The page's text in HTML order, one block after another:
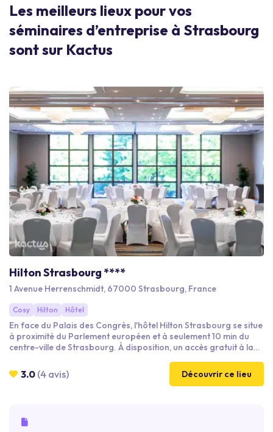
Les meilleurs lieux pour vos
séminaires d’entreprise à Strasbourg
sont sur Kactus
Hilton Strasbourg ****
1 Avenue Herrenschmidt, 67000 Strasbourg, France
Cosy Hilton Hôtel
En face du Palais des Congrès, l'hôtel Hilton Strasbourg se situe
à proximité du Parlement européen et à seulement 10 min du
centre-ville de Strasbourg. À disposition, un accès gratuit à la
Wi-Fi est gratuite. Les 245 chambres de 28m² climatisées et
insonorisées offrent une vue sur le Parlement ou sur la
3.0 (4 avis) Découvrir ce lieu